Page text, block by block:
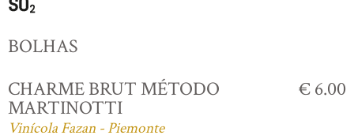
BOLHAS
CHARME BRUT MÉTODO
MARTINOTTI
Vinícola Fazan - Piemonte
€ 6.00